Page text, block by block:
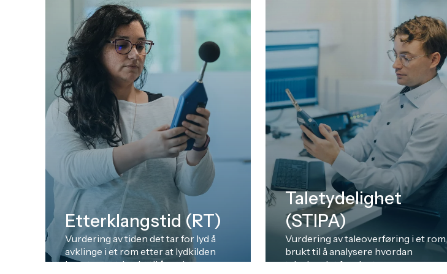
Etterklangstid (RT)
Vurdering av tiden det tar for lyd å
avklinge i et rom etter at lydkilden
har stoppet, brukt til å analysere
Taletydelighet
(STIPA)
Vurdering av taleoverføring i et rom,
brukt til å analysere hvordan
talesignalet forplanter seg og